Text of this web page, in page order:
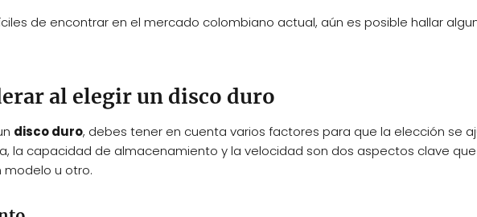
de encontrar en el mercado colombiano actual, aún es posible hallar
al elegir un disco duro
disco duro, debes tener en cuenta varios factores para que la elección se
la capacidad de almacenamiento y la velocidad son dos aspectos clave
modelo u otro.